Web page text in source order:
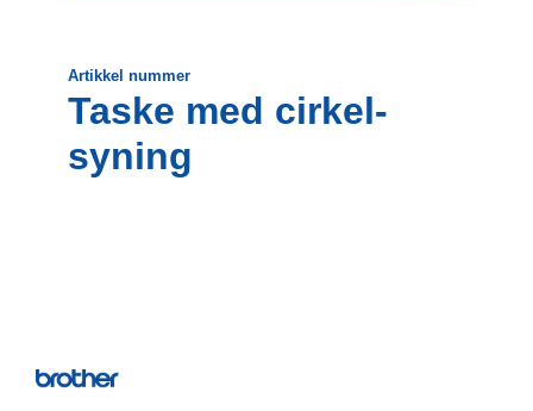
Artikkel nummer
Taske med cirkel-
syning